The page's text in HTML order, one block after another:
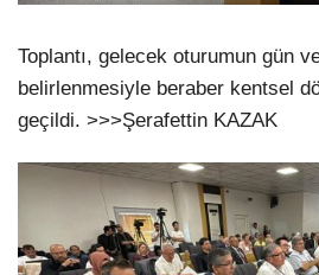
Toplantı, gelecek oturumun gün
belirlenmesiyle beraber kentsel
geçildi. >>>Şerafettin KAZAK